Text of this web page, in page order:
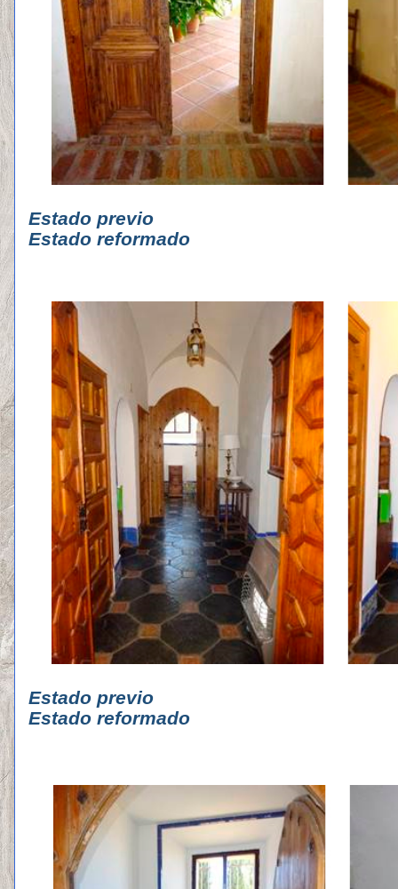
Estado
Estado reformado
Estado
Estado reformado